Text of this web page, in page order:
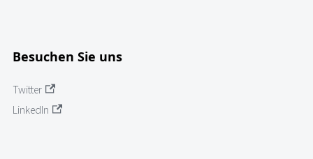
Besuchen Sie uns
Twitter
LinkedIn